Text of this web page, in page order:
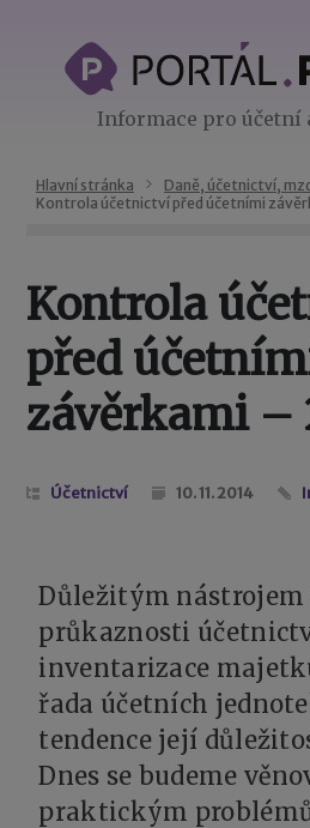
Informace pro účetní
Hlavní stránka Daně, účetnictví,
Kontrola účetnictví před účetními
Kontrola
před
závěrkami –
Účetnictví 10. 11. 2014
Důležitým
průkaznosti
inventarizace
řada účetních
tendence její
Dnes se budeme
praktickým